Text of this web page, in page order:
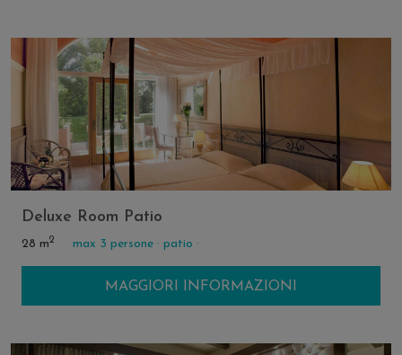
Deluxe Room Patio
28 m2 max 3 persone · patio ·
MAGGIORI INFORMAZIONI